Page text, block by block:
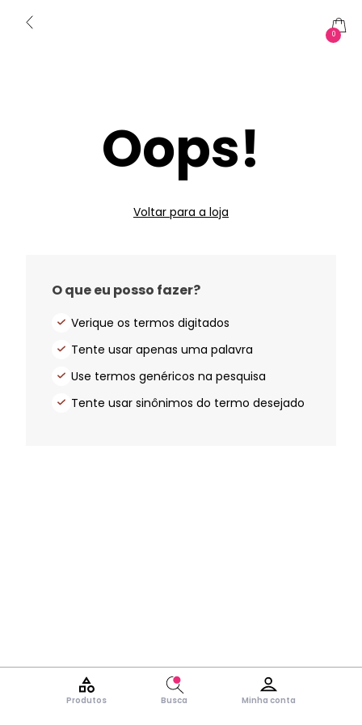
0
Produtos Busca Minha conta
Oops!
Voltar para a loja
O que eu posso fazer?
Verique os termos digitados
Tente usar apenas uma palavra
Use termos genéricos na pesquisa
Tente usar sinônimos do termo desejado